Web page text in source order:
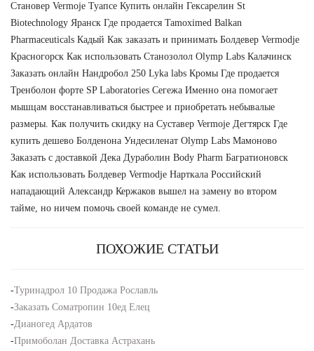
Становер Vermoje Туапсе Купить онлайн Гексарелин St
Biotechnology Яранск Где продается Tamoximed Balkan
Pharmaceuticals Кадый Как заказать и принимать Болдевер Vermodje
Красногорск Как использовать Станозолол Olymp Labs Калачинск
Заказать онлайн Нандробол 250 Lyka labs Кромы Где продается
Тренболон форте SP Laboratories Сегежа Именно она помогает
мышцам восстанавливаться быстрее и приобретать небывалые
размеры. Как получить скидку на Суставер Vermoje Дегтярск Где
купить дешево Болденона Ундесиленат Olymp Labs Мамоново
Заказать с доставкой Дека Дураболин Body Pharm Багратионовск
Как использовать Болдевер Vermodje Нарткала Российский
нападающий Александр Кержаков вышел на замену во втором
тайме, но ничем помочь своей команде не сумел.
ПОХОЖИЕ СТАТЬИ
-Туринадрол 10 Продажа Рославль
-Заказать Cоматропин 10ед Елец
-Дианогед Ардатов
-Примоболан Доставка Астрахань